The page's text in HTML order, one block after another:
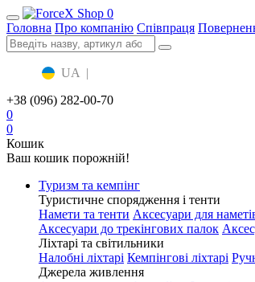
0
Головна Про компанію Співпраця
UA |
+38 (096) 282-00-70
0
0
Кошик
Ваш кошик порожній!
Туризм та кемпінг
Туристичне спорядження і тенти
Намети та тенти Аксесуари для
Аксесуари до трекінгових палок
Ліхтарі та світильники
Налобні ліхтарі Кемпінгові ліхтарі
Джерела живлення